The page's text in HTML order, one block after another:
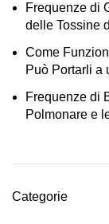
Frequenze di
delle Tossine
Come
Può Portarli a
Frequenze di
Polmonare e
Categorie